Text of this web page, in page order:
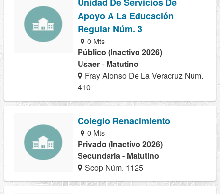
Apoyo A La Educación
Regular Núm. 3
0 Mts
Público (Inactivo 2026)
Usaer - Matutino
Fray Alonso De La Veracruz Núm.
410
Colegio Renacimiento
0 Mts
Privado (Inactivo 2026)
Secundaria - Matutino
Scop Núm. 1125